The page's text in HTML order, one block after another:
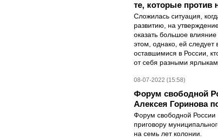
те, которые против
Сложилась ситуация,
развитию, на
оказать большое
этом, однако, ей следует
оставшимися в России,
от себя разными
08-07-2022 (15:58)
Форум свободной
Алексея Горинова
Форум свободной России
приговору
на семь лет колонии.